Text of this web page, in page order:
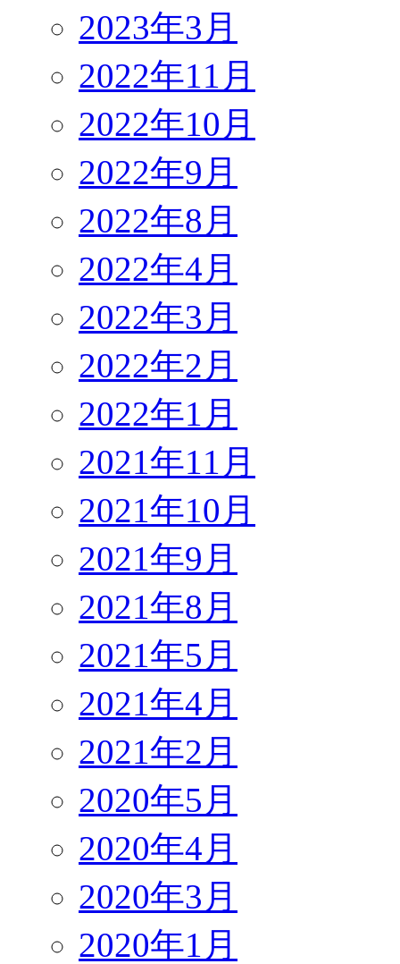
2023年3月
2022年11月
2022年10月
2022年9月
2022年8月
2022年4月
2022年3月
2022年2月
2022年1月
2021年11月
2021年10月
2021年9月
2021年8月
2021年5月
2021年4月
2021年2月
2020年5月
2020年4月
2020年3月
2020年1月